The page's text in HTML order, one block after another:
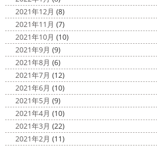
2021年12月 (8)
2021年11月 (7)
2021年10月 (10)
2021年9月 (9)
2021年8月 (6)
2021年7月 (12)
2021年6月 (10)
2021年5月 (9)
2021年4月 (10)
2021年3月 (22)
2021年2月 (11)